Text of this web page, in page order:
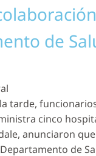
de
tarde,
cinco
anunciaron
de